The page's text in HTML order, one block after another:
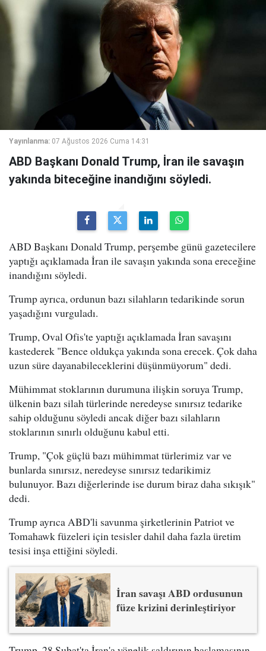
Yayınlanma: 07 Ağustos 2026 Cuma 14:31
ABD Başkanı Donald Trump, İran ile savaşın
yakında biteceğine inandığını söyledi.
ABD Başkanı Donald Trump, perşembe günü gazetecilere
yaptığı açıklamada İran ile savaşın yakında sona ereceğine
inandığını söyledi.
Trump ayrıca, ordunun bazı silahların tedarikinde sorun
yaşadığını vurguladı.
Trump, Oval Ofis'te yaptığı açıklamada İran savaşını
kastederek "Bence oldukça yakında sona erecek. Çok daha
uzun süre dayanabileceklerini düşünmüyorum" dedi.
Mühimmat stoklarının durumuna ilişkin soruya Trump,
ülkenin bazı silah türlerinde neredeyse sınırsız tedarike
sahip olduğunu söyledi ancak diğer bazı silahların
stoklarının sınırlı olduğunu kabul etti.
Trump, "Çok güçlü bazı mühimmat türlerimiz var ve
bunlarda sınırsız, neredeyse sınırsız tedarikimiz
bulunuyor. Bazı diğerlerinde ise durum biraz daha sıkışık"
dedi.
Trump ayrıca ABD'li savunma şirketlerinin Patriot ve
Tomahawk füzeleri için tesisler dahil daha fazla üretim
tesisi inşa ettiğini söyledi.
İran savaşı ABD ordusunun
füze krizini derinleştiriyor